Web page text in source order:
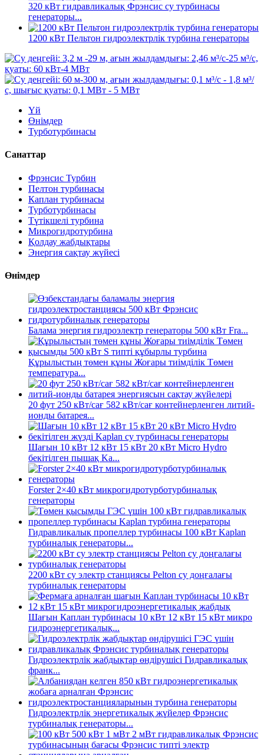
320 кВт гидравликалық Фрэнсис су турбинасы
генераторы...
1200 кВт Пельтон гидроэлектрлік турбина генераторы
Үй
Өнімдер
Турботурбинасы
Санаттар
Фрэнсис Турбин
Пелтон турбинасы
Каплан турбинасы
Турботурбинасы
Түтікшелі турбина
Микрогидротурбина
Қолдау жабдықтары
Энергия сақтау жүйесі
Өнімдер
Балама энергия гидроэлектр генераторы 500 кВт Fra...
Құрылыстың төмен құны Жоғары тиімділік Төмен
температура...
20 фут 250 кВт/сағ 582 кВт/сағ контейнерленген литий-
ионды батарея...
Шағын 10 кВт 12 кВт 15 кВт 20 кВт Micro Hydro
бекітілген пышақ Ka...
Forster 2×40 кВт микрогидротурботурбиналық
генераторы
Гидравликалық пропеллер турбинасы 100 кВт Kaplan
турбиналық генераторы...
2200 кВт су электр станциясы Pelton су доңғалағы
турбиналық генераторы
Шағын Каплан турбинасы 10 кВт 12 кВт 15 кВт микро
гидроэнергетикалық...
Гидроэлектрлік жабдықтар өндірушісі Гидравликалық
франк...
Гидроэлектрлік энергетикалық жүйелер Фрэнсис
турбиналық генераторы...